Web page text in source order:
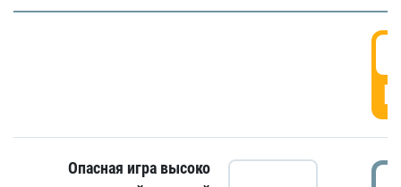
Опасная игра высоко